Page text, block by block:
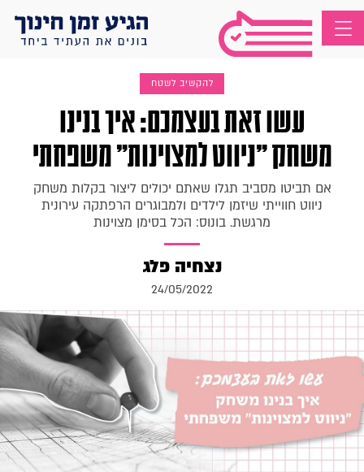
להקשיב לשטח
עשו זאת בעצמכם: איך בנינו
משחק "ניווט למצוינות" משפחתי
אם תביטו מסביב תגלו שאתם יכולים ליצור בקלות משחק
ניווט חווייתי שיזמן לילדים ולמבוגרים הרפתקה עירונית
מרגשת. בונוס: הכל בסימן מצוינות
נצחיה פלג
24/05/2022